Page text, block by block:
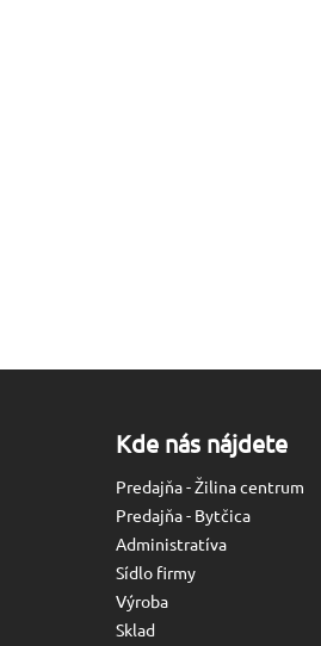
Kde nás nájdete
Predajňa - Žilina centrum
Predajňa - Bytčica
Administratíva
Sídlo firmy
Výroba
Sklad